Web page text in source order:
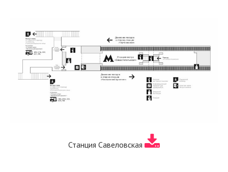
Станция Савеловская